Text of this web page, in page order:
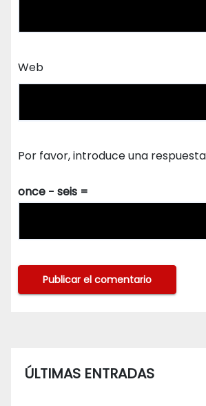
Web
Por favor, introduce una
once − seis =
ÚLTIMAS ENTRADAS